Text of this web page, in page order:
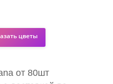
цветы
от 80шт